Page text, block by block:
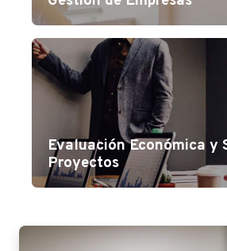
Evaluación Económica y
Proyectos